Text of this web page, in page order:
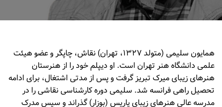
همایون سلیمی (متولد ۱۳۲۷، تهران) نقاش، چاپگر و عضو هیئت
علمی دانشگاه هنر تهران است. او دیپلم خود را از هنرستان
هنرهای زیبای میرک تبریز گرفت و پس از مدتی اشتغال، برای ادامه
تحصیل راهی فرانسه شد. سلیمی دوره کارشناسی نقاشی را در
مدرسه عالی هنرهای زیبای پاریس (بوزار) گذراند و سپس مدرک